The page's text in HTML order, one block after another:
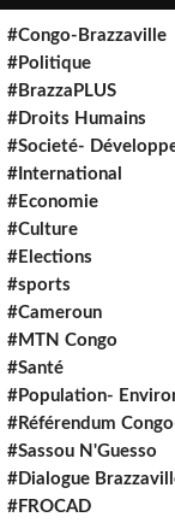
#Congo-Brazzaville
#Politique
#BrazzaPLUS
#Droits Humains
#Societé-
#International
#Economie
#Culture
#Elections
#sports
#Cameroun
#MTN Congo
#Santé
#Population-
#Référendum
#Sassou N'Guesso
#Dialogue
#FROCAD